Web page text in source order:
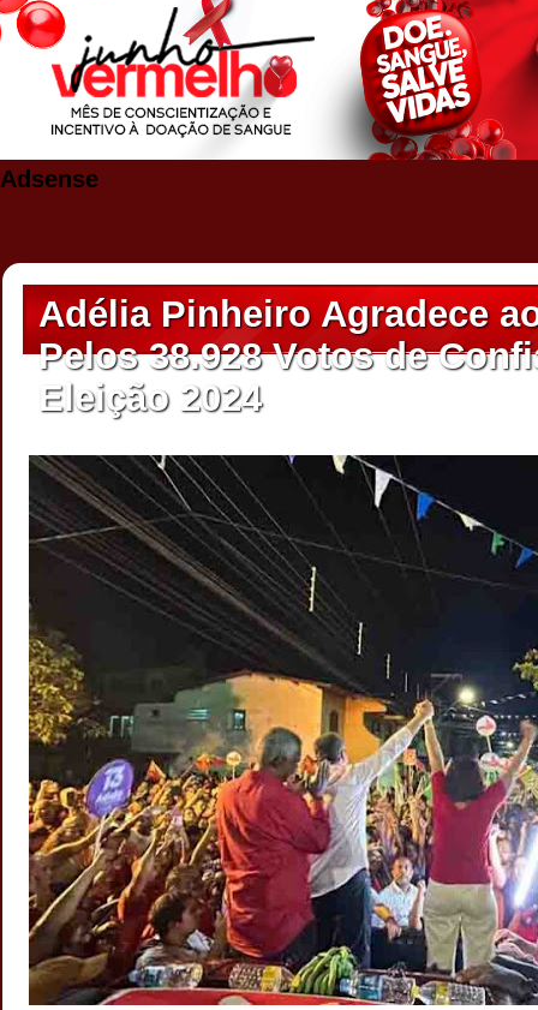
Adsense
Adélia Pinheiro Agradece
Pelos 38.928 Votos de
Eleição 2024